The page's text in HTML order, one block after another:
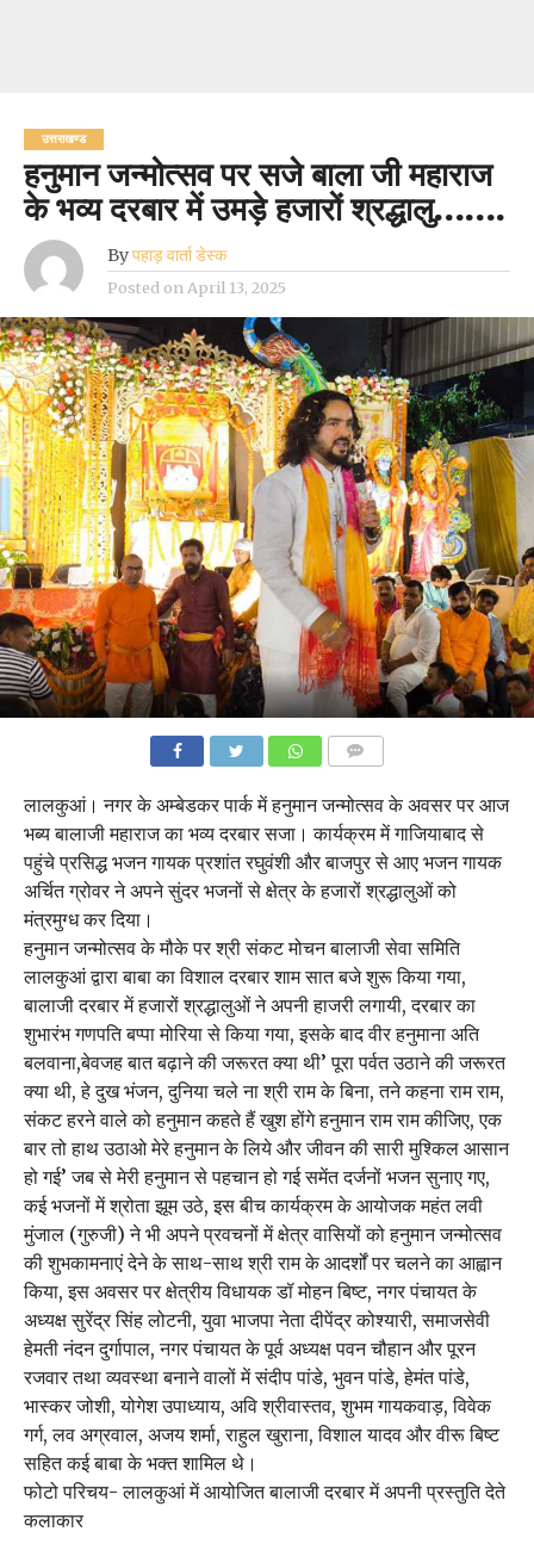
उत्तराखण्ड
हनुमान जन्मोत्सव पर सजे बाला जी महाराज
के भव्य दरबार में उमड़े हजारों श्रद्धालु…….
Byपहाड़ वार्ता डेस्क
Posted on April 13, 2025
लालकुआं। नगर के अम्बेडकर पार्क में हनुमान जन्मोत्सव के अवसर पर आज
भब्य बालाजी महाराज का भव्य दरबार सजा। कार्यक्रम में गाजियाबाद से
पहुंचे प्रसिद्ध भजन गायक प्रशांत रघुवंशी और बाजपुर से आए भजन गायक
अर्चित ग्रोवर ने अपने सुंदर भजनों से क्षेत्र के हजारों श्रद्धालुओं को
मंत्रमुग्ध कर दिया।
हनुमान जन्मोत्सव के मौके पर श्री संकट मोचन बालाजी सेवा समिति
लालकुआं द्वारा बाबा का विशाल दरबार शाम सात बजे शुरू किया गया,
बालाजी दरबार में हजारों श्रद्धालुओं ने अपनी हाजरी लगायी, दरबार का
शुभारंभ गणपति बप्पा मोरिया से किया गया, इसके बाद वीर हनुमाना अति
बलवाना,बेवजह बात बढ़ाने की जरूरत क्या थी’ पूरा पर्वत उठाने की जरूरत
क्या थी, हे दुख भंजन, दुनिया चले ना श्री राम के बिना, तने कहना राम राम,
संकट हरने वाले को हनुमान कहते हैं खुश होंगे हनुमान राम राम कीजिए, एक
बार तो हाथ उठाओ मेरे हनुमान के लिये और जीवन की सारी मुश्किल आसान
हो गई’ जब से मेरी हनुमान से पहचान हो गई समेंत दर्जनों भजन सुनाए गए,
कई भजनों में श्रोता झूम उठे, इस बीच कार्यक्रम के आयोजक महंत लवी
मुंजाल (गुरुजी) ने भी अपने प्रवचनों में क्षेत्र वासियों को हनुमान जन्मोत्सव
की शुभकामनाएं देने के साथ-साथ श्री राम के आदर्शों पर चलने का आह्वान
किया, इस अवसर पर क्षेत्रीय विधायक डॉ मोहन बिष्ट, नगर पंचायत के
अध्यक्ष सुरेंद्र सिंह लोटनी, युवा भाजपा नेता दीपेंद्र कोश्यारी, समाजसेवी
हेमती नंदन दुर्गापाल, नगर पंचायत के पूर्व अध्यक्ष पवन चौहान और पूरन
रजवार तथा व्यवस्था बनाने वालों में संदीप पांडे, भुवन पांडे, हेमंत पांडे,
भास्कर जोशी, योगेश उपाध्याय, अवि श्रीवास्तव, शुभम गायकवाड़, विवेक
गर्ग, लव अग्रवाल, अजय शर्मा, राहुल खुराना, विशाल यादव और वीरू बिष्ट
सहित कई बाबा के भक्त शामिल थे।
फोटो परिचय- लालकुआं में आयोजित बालाजी दरबार में अपनी प्रस्तुति देते
कलाकार